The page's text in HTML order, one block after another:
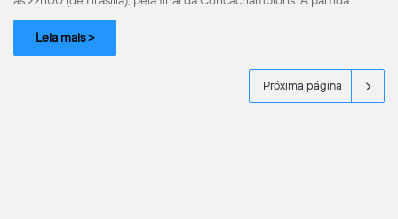
Leia mais >
Próxima página